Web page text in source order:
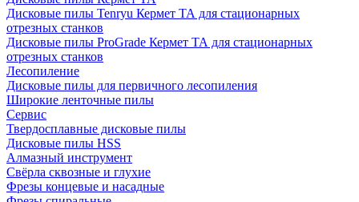
Дисковые пилы Tenryu Кермет ТА для стационарных
отрезных станков
Дисковые пилы ProGrade Кермет ТА для стационарных
отрезных станков
Лесопиление
Дисковые пилы для первичного лесопиления
Широкие ленточные пилы
Сервис
Твердосплавные дисковые пилы
Дисковые пилы HSS
Алмазный инструмент
Свёрла сквозные и глухие
Фрезы концевые и насадные